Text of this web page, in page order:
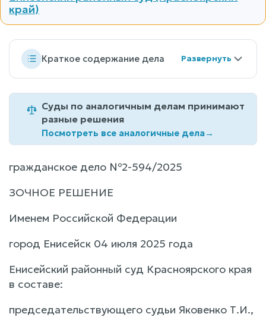
край)
Краткое содержание дела
Суды по аналогичным делам принимают
разные решения
Посмотреть все аналогичные дела→
гражданское дело №2-594/2025
ЗОЧНОЕ РЕШЕНИЕ
Именем Российской Федерации
город Енисейск 04 июля 2025 года
Енисейский районный суд Красноярского края
в составе:
председательствующего судьи Яковенко Т.И.,